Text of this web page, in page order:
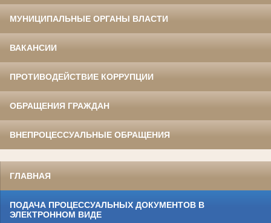
МУНИЦИПАЛЬНЫЕ ОРГАНЫ ВЛАСТИ
ВАКАНСИИ
ПРОТИВОДЕЙСТВИЕ КОРРУПЦИИ
ОБРАЩЕНИЯ ГРАЖДАН
ВНЕПРОЦЕССУАЛЬНЫЕ ОБРАЩЕНИЯ
ГЛАВНАЯ
ПОДАЧА ПРОЦЕССУАЛЬНЫХ ДОКУМЕНТОВ В
ЭЛЕКТРОННОМ ВИДЕ